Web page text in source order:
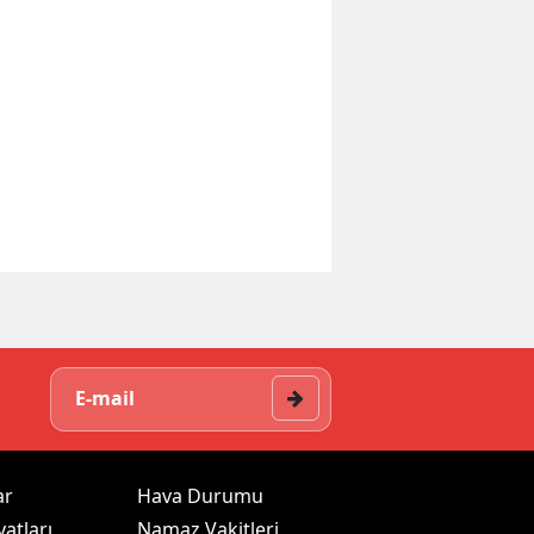
Hava Durumu